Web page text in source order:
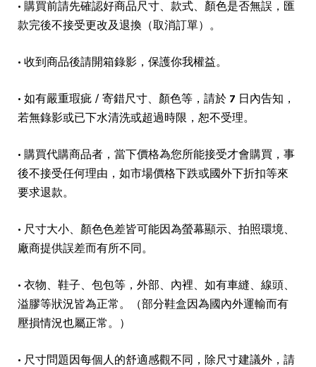
• 購買前請先確認好商品尺寸、款式、顏色是否無誤，匯
款完後不接受更改及退換（取消訂單）。
• 收到商品後請開箱錄影，保護你我權益。
• 如有嚴重瑕疵 / 寄錯尺寸、顏色等，請於 7 日內告知，
若無錄影或已下水清洗或超過時限，恕不受理。
• 購買代購商品者，當下價格為您所能接受才會購買，事
後不接受任何理由，如市場價格下跌或國外下折扣等來
要求退款。
• 尺寸大小、顏色色差皆可能因為螢幕顯示、拍照環境、
廠商提供誤差而有所不同。
• 衣物、鞋子、包包等，外部、內裡、如有車縫、線頭、
溢膠等狀況皆為正常。（部分鞋盒因為國內外運輸而有
壓損情況也屬正常。）
• 尺寸問題因每個人的舒適感觀不同，除尺寸建議外，請